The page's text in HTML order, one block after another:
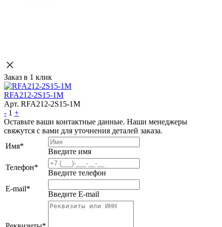
Заказ в 1 клик
RFA212-2S15-1M
Арт. RFA212-2S15-1M
- 1 +
Оставьте ваши контактные данные. Наши менеджеры
свяжутся с вами для уточнения деталей заказа.
Имя*
Введите имя
Телефон*
Введите телефон
E-mail*
Введите E-mail